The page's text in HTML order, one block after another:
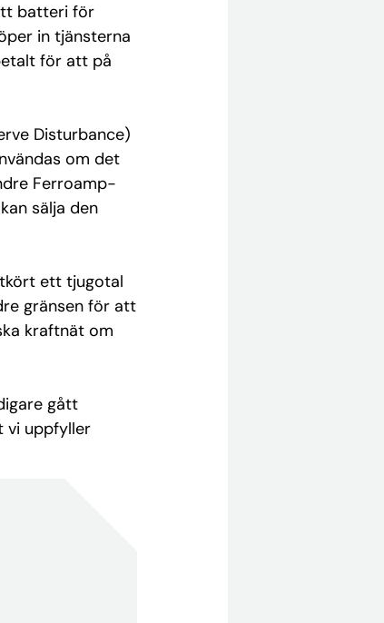
batteri för
in tjänsterna
för att på
Disturbance)
om det
Ferroamp-
sälja den
ett tjugotal
gränsen för att
kraftnät om
gått
vi uppfyller